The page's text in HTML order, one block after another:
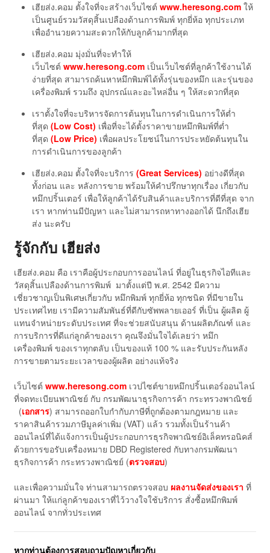
เฮียส่ง.คอม ตั้งใจที่จะสร้างเว็บไซต์ www.heresong.comให้
เป็นศูนย์รวมวัสดุสิ้นเปลืองด้านการพิมพ์ ทุกยี่ห้อ ทุกประเภท
เพื่ออำนวยความสะดวกให้กับลูกค้ามากที่สุด
เฮียส่ง.คอม มุ่งมั่นที่จะทำให้
เว็บไซต์ www.heresong.comเป็นเว็บไซต์ที่ลูกค้าใช้งานได้
ง่ายที่สุด สามารถค้นหาหมึกพิมพ์ได้ทั้งรุ่นของหมึก และรุ่นของ
เครื่องพิมพ์ รวมถึง อุปกรณ์และอะไหล่อื่น ๆ ให้สะดวกที่สุด
เราตั้งใจที่จะบริหารจัดการต้นทุนในการดำเนินการให้ต่ำ
ที่สุด (Low Cost) เพื่อที่จะได้ตั้งราคาขายหมึกพิมพ์ที่ต่ำ
ที่สุด (Low Price) เพื่อผลประโยชน์ในการประหยัดต้นทุนใน
การดำเนินการของลูกค้า
เฮียส่ง.คอม ตั้งใจที่จะบริการ (Great Services) อย่างดีที่สุด
ทั้งก่อน และ หลังการขาย พร้อมให้คำปรึกษาทุกเรื่อง เกี่ยวกับ
หมึกปริ้นเตอร์ เพื่อให้ลูกค้าได้รับสินค้าและบริการที่ดีที่สุด จาก
เรา หากท่านมีปัญหา และไม่สามารถหาทางออกได้ นึกถึงเฮีย
ส่ง นะครับ
รู้จักกับ เฮียส่ง
เฮียส่ง.คอม คือ เราคือผู้ประกอบการออนไลน์ ที่อยู่ในธุรกิจไอทีและ
วัสดุสิ้นเปลืองด้านการพิมพ์ มาตั้งแต่ปี พ.ศ. 2542 มีความ
เชี่ยวชาญเป็นพิเศษเกี่ยวกับ หมึกพิมพ์ ทุกยี่ห้อ ทุกชนิด ที่มีขายใน
ประเทศไทย เรามีความสัมพันธ์ที่ดีกับซัพพลายเออร์ ที่เป็น ผู้ผลิต ผู้
แทนจำหน่ายระดับประเทศ ที่จะช่วยสนับสนุน ด้านผลิตภัณฑ์ และ
การบริการที่ดีแก่ลูกค้าของเรา คุณจึงมั่นใจได้เลยว่า หมึก
เครื่องพิมพ์ ของเราทุกตลับ เป็นของแท้ 100 % และรับประกันหลัง
การขายตามระยะเวลาของผู้ผลิต อย่างแท้จริง
เว็บไซต์ www.heresong.comเวปไซต์ขายหมึกปริ้นเตอร์ออนไลน์
ที่จดทะเบียนพาณิชย์ กับ กรมพัฒนาธุรกิจการค้า กระทรวงพาณิชย์
(เอกสาร) สามารถออกใบกำกับภาษีที่ถูกต้องตามกฎหมาย และ
ราคาสินค้ารวมภาษีมูลค่าเพิ่ม (VAT) แล้ว รวมทั้งเป็นร้านค้า
ออนไลน์ที่ได้แจ้งการเป็นผู้ประกอบการธุรกิจพาณิชย์อิเล็คทรอนิคส์
ด้วยการขอรับเครื่องหมาย DBD Registered กับทางกรมพัฒนา
ธุรกิจการค้า กระทรวงพาณิชย์ (ตรวจสอบ)
และเพื่อความมั่นใจ ท่านสามารถตรวจสอบ ผลงานจัดส่งของเรา ที่
ผ่านมา ให้แก่ลูกค้าของเราที่ไว้วางใจใช้บริการ สั่งซื้อหมึกพิมพ์
ออนไลน์ จากทั่วประเทศ
หากท่านต้องการสอบถามปัญหาเกี่ยวกับ